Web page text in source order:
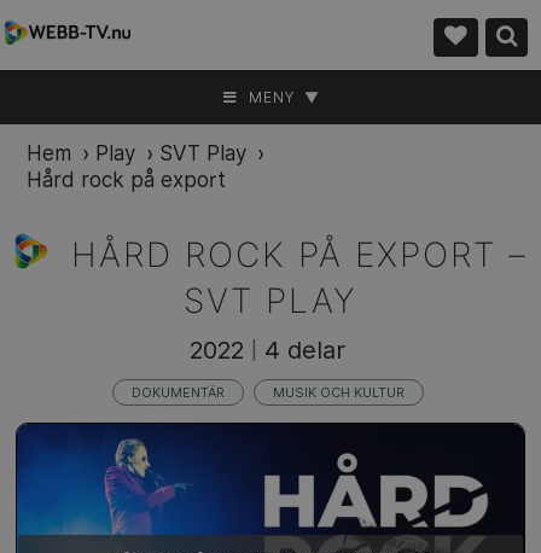
MENY ▼
Hem › Play › SVT Play ›
Hård rock på export
HÅRD ROCK PÅ EXPORT –
SVT PLAY
2022 4 delar
DOKUMENTÄR MUSIK OCH KULTUR